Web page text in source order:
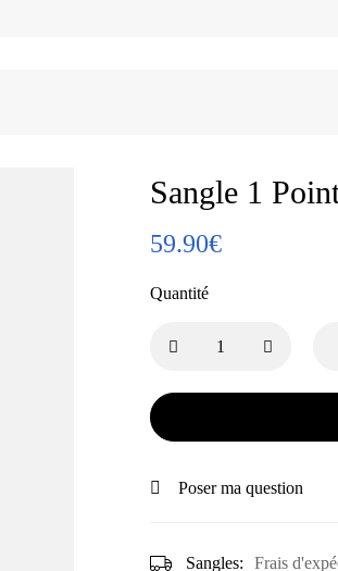
Sangle 1
59.90€
Quantité
Poser ma question
Sangles:
Frais